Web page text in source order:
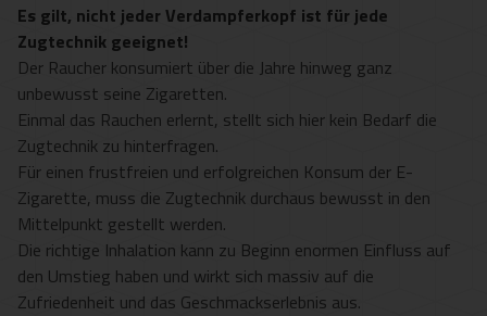
Es gilt, nicht jeder Verdampferkopf ist für jede
Zugtechnik geeignet!
Der Raucher konsumiert über die Jahre hinweg ganz
unbewusst seine Zigaretten.
Einmal das Rauchen erlernt, stellt sich hier kein Bedarf die
Zugtechnik zu hinterfragen.
Für einen frustfreien und erfolgreichen Konsum der E-
Zigarette, muss die Zugtechnik durchaus bewusst in den
Mittelpunkt gestellt werden.
Die richtige Inhalation kann zu Beginn enormen Einfluss auf
den Umstieg haben und wirkt sich massiv auf die
Zufriedenheit und das Geschmackserlebnis aus.